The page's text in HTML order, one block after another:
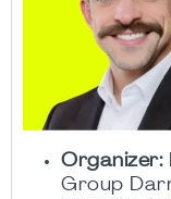
Organizer:
Group